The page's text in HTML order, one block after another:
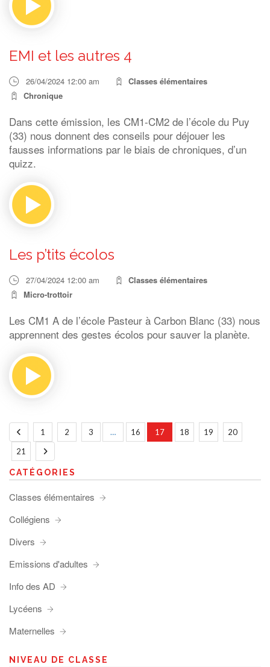
EMI et les autres 4
26/04/2024 12:00 am
Classes élémentaires
Chronique
Dans cette émission, les CM1-CM2 de l’école du Puy
(33) nous donnent des conseils pour déjouer les
fausses informations par le biais de chroniques, d’un
quizz.
Les p’tits écolos
27/04/2024 12:00 am
Classes élémentaires
Micro-trottoir
Les CM1 A de l’école Pasteur à Carbon Blanc (33) nous
apprennent des gestes écolos pour sauver la planète.
1 2 3 … 16 17 18 19
20
21
CATÉGORIES
Classes élémentaires
Collégiens
Divers
Emissions d'adultes
Info des AD
Lycéens
Maternelles
NIVEAU DE CLASSE